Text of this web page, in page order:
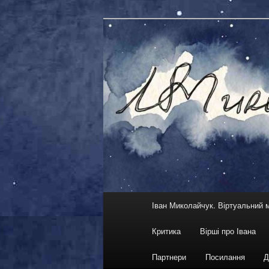
content
Іван
український кіноактор,
Іван Миколайчук. Віртуальний
Критика Вірші про Івана
Партнери Посилання